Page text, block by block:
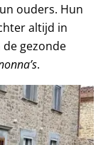
ouders. Hun
altijd in
gezonde
.